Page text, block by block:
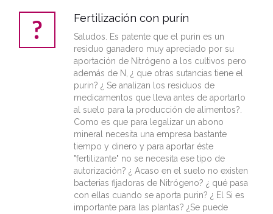
Fertilización con purín
Saludos. Es patente que el purin es un
residuo ganadero muy apreciado por su
aportación de Nitrógeno a los cultivos pero
además de N, ¿ que otras sutancias tiene el
purin? ¿ Se analizan los residuos de
medicamentos que lleva antes de aportarlo
al suelo para la producción de alimentos?.
Como es que para legalizar un abono
mineral necesita una empresa bastante
tiempo y dinero y para aportar éste
"fertilizante" no se necesita ese tipo de
autorización? ¿ Acaso en el suelo no existen
bacterias fijadoras de Nitrógeno? ¿ qué pasa
con ellas cuando se aporta purin? ¿ El Si es
importante para las plantas? ¿Se puede